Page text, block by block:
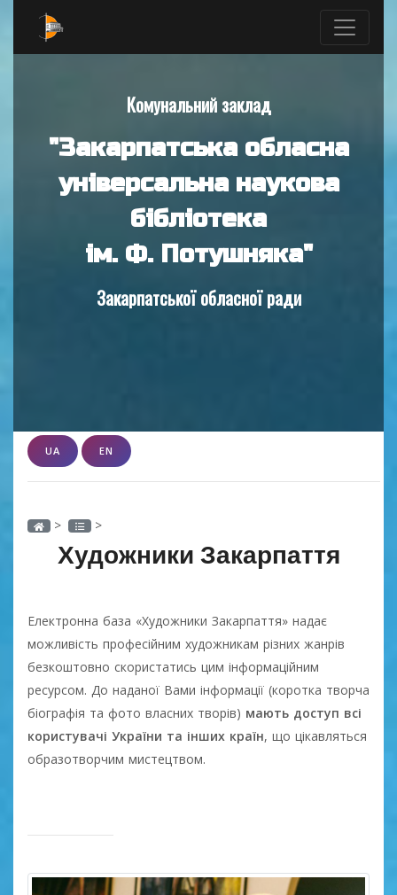
Комунальний заклад
"Закарпатська обласна
універсальна наукова
бібліотека
ім. Ф. Потушняка"
Закарпатської обласної ради
UA EN
> >
Художники Закарпаття
Електронна база «Художники Закарпаття» надає
можливість професійним художникам різних жанрів
безкоштовно скористатись цим інформаційним
ресурсом. До наданої Вами інформації (коротка творча
біографія та фото власних творів) мають доступ всі
користувачі України та інших країн, що цікавляться
образотворчим мистецтвом.